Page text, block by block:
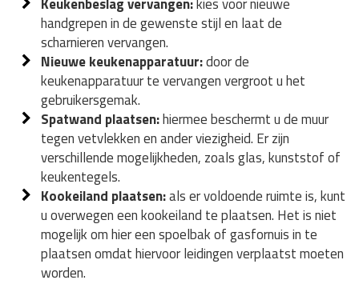
handgrepen in de gewenste stijl en laat de
scharnieren vervangen.
Nieuwe keukenapparatuur:door de
keukenapparatuur te vervangen vergroot u het
gebruikersgemak.
Spatwand plaatsen:hiermee beschermt u de muur
tegen vetvlekken en ander viezigheid. Er zijn
verschillende mogelijkheden, zoals glas, kunststof of
keukentegels.
Kookeiland plaatsen:als er voldoende ruimte is, kunt
u overwegen een kookeiland te plaatsen. Het is niet
mogelijk om hier een spoelbak of gasfornuis in te
plaatsen omdat hiervoor leidingen verplaatst moeten
worden.